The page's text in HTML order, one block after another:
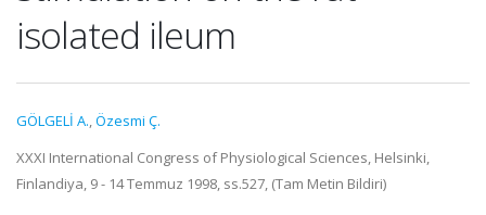
isolated ileum
GÖLGELİ A.,Özesmi Ç.
XXXI International Congress of Physiological Sciences, Helsinki,
Finlandiya, 9 - 14 Temmuz 1998, ss.527, (Tam Metin Bildiri)